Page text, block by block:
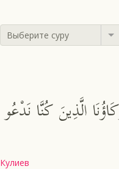
Выберите суру
الَّذِينَ كُنَّا نَدْعُو
Кулиев